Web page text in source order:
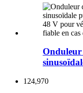
124,970